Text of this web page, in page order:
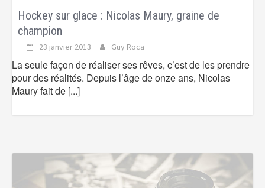
Hockey sur glace : Nicolas Maury, graine de
champion
23 janvier 2013 Guy Roca
La seule façon de réaliser ses rêves, c’est de les prendre
pour des réalités. Depuis l’âge de onze ans, Nicolas
Maury fait de [...]